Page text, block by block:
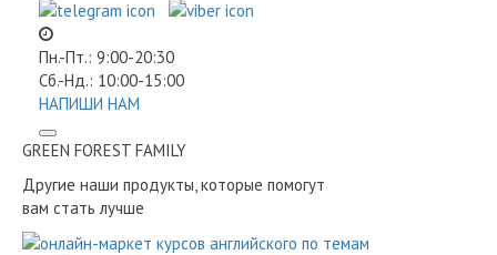
Пн.-Пт.: 9:00-20:30
Сб.-Нд.: 10:00-15:00
НАПИШИ НАМ
GREEN FOREST FAMILY
Другие наши продукты, которые помогут
вам стать лучше